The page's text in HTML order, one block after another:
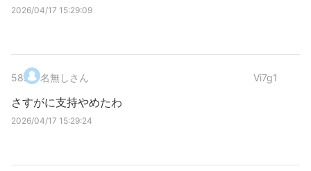
2026/04/17 15:29:09
58. 名無しさん Vi7g1
さすがに支持やめたわ
2026/04/17 15:29:24